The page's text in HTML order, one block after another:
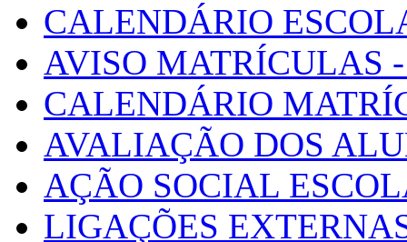
CALENDÁRIO
AVISO MATRÍCULAS
CALENDÁRIO
AVALIAÇÃO DOS
AÇÃO SOCIAL
LIGAÇÕES